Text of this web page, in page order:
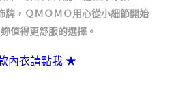
覽以下網址：
申辦者引起之損失，本公司不負相關責
以上)免運費
牌，ＱＭＯＭＯ用心從小細節開始
值得更舒服的選擇。
內衣請點我 ★